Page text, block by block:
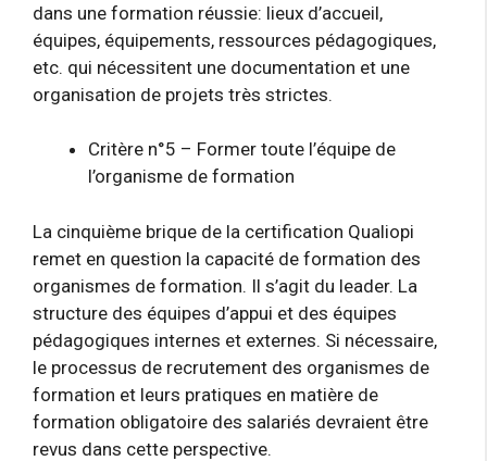
dans une formation réussie: lieux d’accueil,
équipes, équipements, ressources pédagogiques,
etc. qui nécessitent une documentation et une
organisation de projets très strictes.
Critère n°5 – Former toute l’équipe de
l’organisme de formation
La cinquième brique de la certification Qualiopi
remet en question la capacité de formation des
organismes de formation. Il s’agit du leader. La
structure des équipes d’appui et des équipes
pédagogiques internes et externes. Si nécessaire,
le processus de recrutement des organismes de
formation et leurs pratiques en matière de
formation obligatoire des salariés devraient être
revus dans cette perspective.